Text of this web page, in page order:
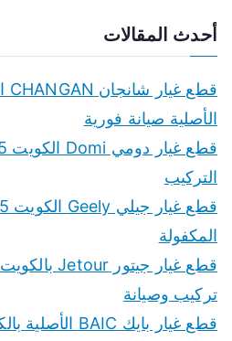
أحدث المقالات
الأصلية صيانة فورية
التركيب
المكفولة
تركيب وصيانة